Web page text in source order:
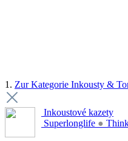
1. Zur Kategorie Inkousty &
Inkoustové kazety
Superlonglife ●